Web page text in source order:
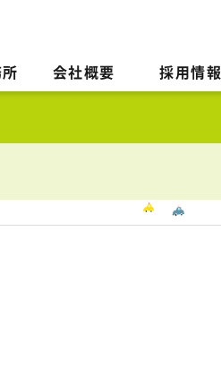
会社概要 採用情報